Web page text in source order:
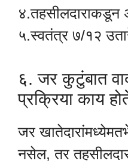
५.स्वतंत्र ७/१२
६. जर कुटुंबात
प्रक्रिया काय
जर
नसेल, तर